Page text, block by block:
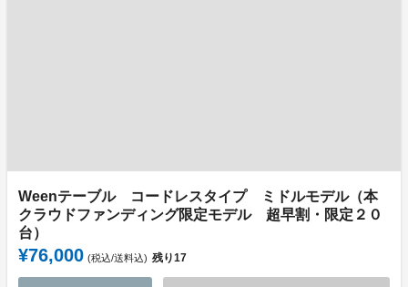
Weenテーブル コードレスタイプ ミドルモデル（本
クラウドファンディング限定モデル 超早割・限定２０
台）
¥76,000 (税込/送料込) 残り17